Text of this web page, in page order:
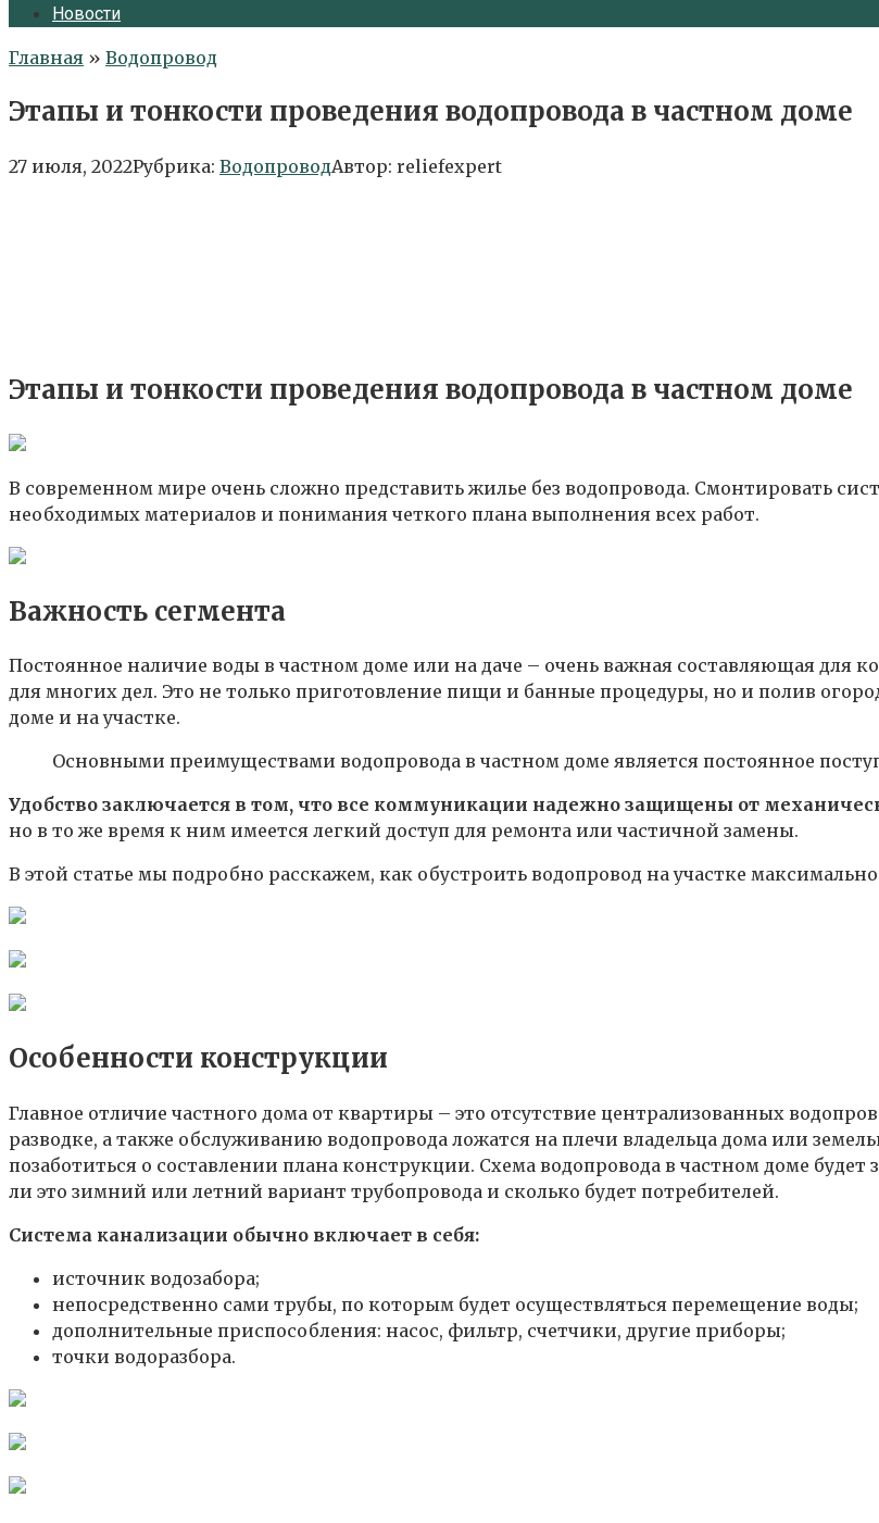
Новости
Главная » Водопровод
Этапы и тонкости проведения водопровода в частном доме
27 июля, 2022Рубрика: ВодопроводАвтор: reliefexpert
Этапы и тонкости проведения водопровода в частном доме
В современном мире очень сложно представить жилье без водопровода. Смонтировать
необходимых материалов и понимания четкого плана выполнения всех работ.
Важность сегмента
Постоянное наличие воды в частном доме или на даче – очень важная составляющая для
для многих дел. Это не только приготовление пищи и банные процедуры, но и полив
доме и на участке.
Основными преимуществами водопровода в частном доме является постоянное
Удобство заключается в том, что все коммуникации надежно защищены от
но в то же время к ним имеется легкий доступ для ремонта или частичной замены.
В этой статье мы подробно расскажем, как обустроить водопровод на участке
Особенности конструкции
Главное отличие частного дома от квартиры – это отсутствие централизованных
разводке, а также обслуживанию водопровода ложатся на плечи владельца дома или
позаботиться о составлении плана конструкции. Схема водопровода в частном доме
ли это зимний или летний вариант трубопровода и сколько будет потребителей.
Система канализации обычно включает в себя:
источник водозабора;
непосредственно сами трубы, по которым будет осуществляться перемещение воды;
дополнительные приспособления: насос, фильтр, счетчики, другие приборы;
точки водоразбора.